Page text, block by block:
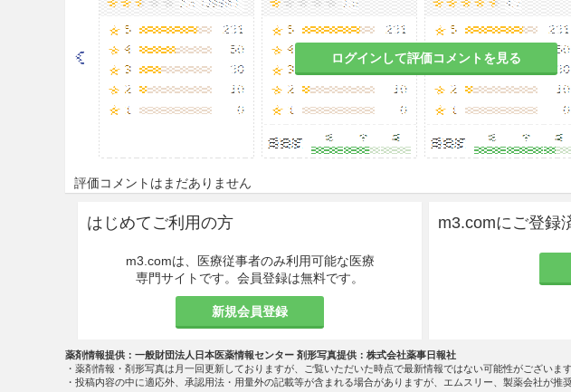
適用上の注意
薬剤交付時
PTP包装の薬剤はPTPシートから取り出して服用するよ
ートの誤飲により、硬い鋭角部が食道粘膜へ刺入し、更
炎等の重篤な合併症を併発することが報告されている。）
取扱上の注意
ナミン錠10mgは通常の市場流通下において3年間安定で
相互作用
副作用
副作用発現状況の概要
ログインして評価コメントを見る
評価コメントはまだありません
はじめてご利用の方
m3.comは、医療従事者のみ利用可能な医療
専門サイトです。会員登録は無料です。
新規会員登録
m3.comにご登録
薬剤情報提供：一般財団法人日本医薬情報センター 剤形写真提供：株式会社薬事日報社
・薬剤情報・剤形写真は月一回更新しておりますが、ご覧いただいた時点で最新情報ではない可能性がございま
・投稿内容の中に適応外、承認用法・用量外の記載等が含まれる場合がありますが、エムスリー、製薬会社が推